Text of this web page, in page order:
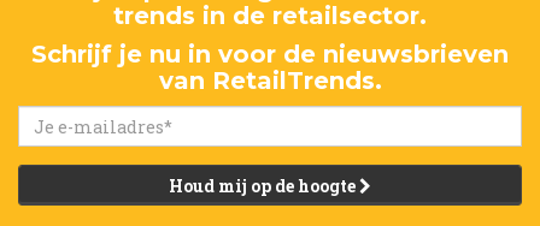
trends in de retailsector.
Schrijf je nu in voor de nieuwsbrieven
van RetailTrends.
Houd mij op de hoogte